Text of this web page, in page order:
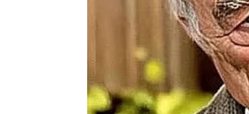
Jedan razgovor ili sasvim slučajan
Neke Škorpije će konačno uspjeti
finansijsko olakšanje.
Zvijezde vam poručuju da više